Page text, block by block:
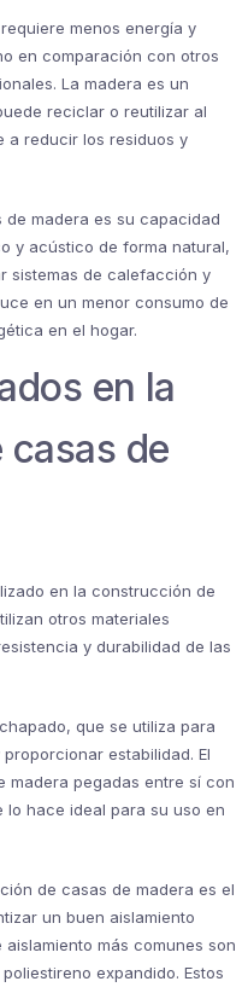
menos energía y
en comparación con otros
La madera es un
reciclar o reutilizar al
a reducir los residuos y
madera es su capacidad
y acústico de forma natural,
sistemas de calefacción y
en un menor consumo de
en el hogar.
en la
de
en la construcción de
otros materiales
y durabilidad de las
que se utiliza para
estabilidad. El
madera pegadas entre sí con
lo hace ideal para su uso en
de casas de madera es el
un buen aislamiento
más comunes son
expandido. Estos